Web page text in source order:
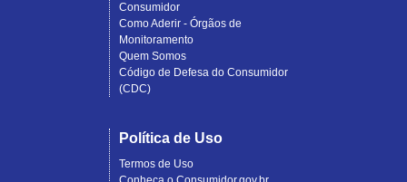
Consumidor
Como Aderir - Órgãos de
Monitoramento
Quem Somos
Código de Defesa do Consumidor
(CDC)
Política de Uso
Termos de Uso